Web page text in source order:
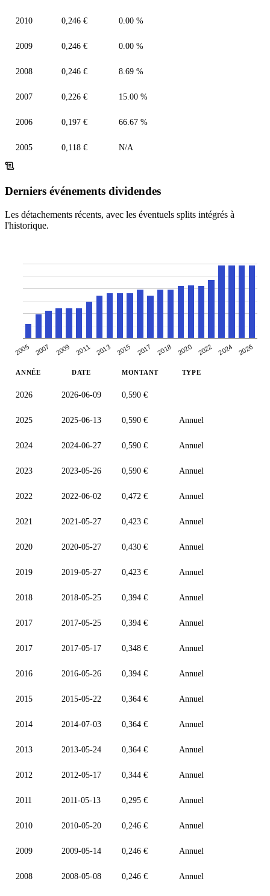
2010 0,246 € 0.00 %
2009 0,246 € 0.00 %
2008 0,246 € 8.69 %
2007 0,226 € 15.00 %
2006 0,197 € 66.67 %
2005 0,118 € N/A
Derniers événements dividendes
Les détachements récents, avec les éventuels splits intégrés à
l'historique.
2005 2007 2009 2011 2013 2015 2017 2018 2020 2022 2024 2026
ANNÉE DATE MONTANT TYPE
2026 2026-06-09 0,590 €
2025 2025-06-13 0,590 € Annuel
2024 2024-06-27 0,590 € Annuel
2023 2023-05-26 0,590 € Annuel
2022 2022-06-02 0,472 € Annuel
2021 2021-05-27 0,423 € Annuel
2020 2020-05-27 0,430 € Annuel
2019 2019-05-27 0,423 € Annuel
2018 2018-05-25 0,394 € Annuel
2017 2017-05-25 0,394 € Annuel
2017 2017-05-17 0,348 € Annuel
2016 2016-05-26 0,394 € Annuel
2015 2015-05-22 0,364 € Annuel
2014 2014-07-03 0,364 € Annuel
2013 2013-05-24 0,364 € Annuel
2012 2012-05-17 0,344 € Annuel
2011 2011-05-13 0,295 € Annuel
2010 2010-05-20 0,246 € Annuel
2009 2009-05-14 0,246 € Annuel
2008 2008-05-08 0,246 € Annuel